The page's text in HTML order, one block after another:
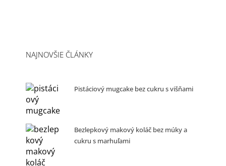
NAJNOVŠIE ČLÁNKY
Pistáciový mugcake bez cukru s višňami
Bezlepkový makový koláč bez múky a
cukru s marhuľami